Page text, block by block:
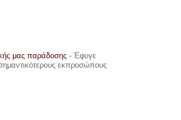
μας παράδοσης - Έφυγε
εκπροσώπους